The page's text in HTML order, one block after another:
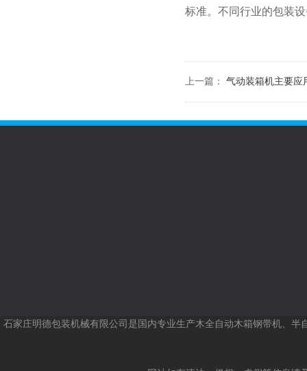
标准。不同行业的包装
上一篇： 气动装箱机主要应
联系我们
石家庄明德包装机械有限公司 是国内专业生产木全自动木箱钢带机、